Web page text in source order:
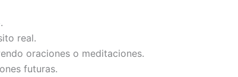
real.
oraciones o meditaciones.
futuras.